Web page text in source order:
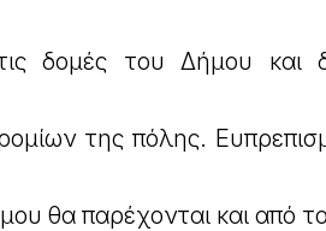
δομές του Δήμου και
της πόλης.
θα παρέχονται και από